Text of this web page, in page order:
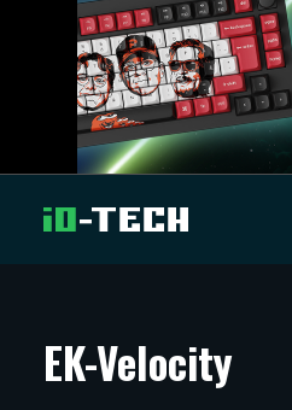
ARTIKKELIT
EK-Velocity